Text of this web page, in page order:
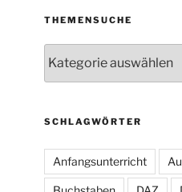
THEMENSUCHE
SCHLAGWÖRTER
Anfangsunterricht